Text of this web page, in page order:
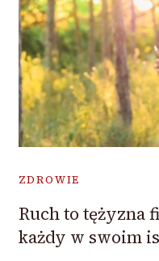
ZDROWIE
Ruch to tężyzna
każdy w swoim